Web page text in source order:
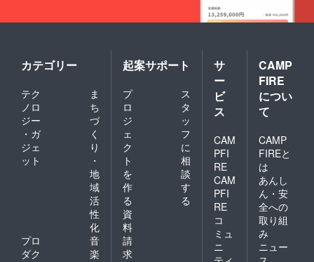
カテゴリー
テク
ノロ
ジー
・ガ
ジェ
ット
ま
ち
づ
く
り
・
地
域
活
性
化
プロ
ダク
音
楽
起案サポート
プ
ロ
ジ
ェ
ク
ト
を
作
る
ス
タ
ッ
フ
に
相
談
す
る
資
料
請
求
サ
ー
ビ
ス
CAM
PFI
RE
CAM
PFI
RE
コ
ミュ
ニ
CAMP
FIRE
につい
て
CAMP
FIREと
は
あんし
ん・安
全への
取り組
み
ニュー